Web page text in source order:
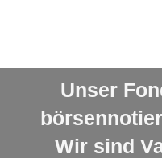
Unser
Wir sind